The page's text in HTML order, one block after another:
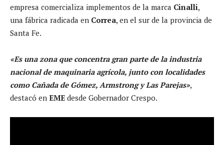
empresa comercializa implementos de la marca Cinalli,
una fábrica radicada en Correa, en el sur de la provincia de
Santa Fe.
«Es una zona que concentra gran parte de la industria
nacional de maquinaria agrícola, junto con localidades
como Cañada de Gómez, Armstrong y Las Parejas»,
destacó en EME desde Gobernador Crespo.